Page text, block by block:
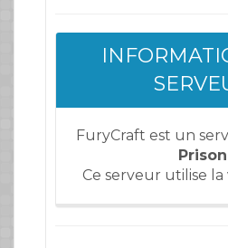
FuryCraft est un
Prison
Ce serveur utilise la